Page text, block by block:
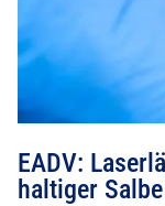
EADV:
haltiger